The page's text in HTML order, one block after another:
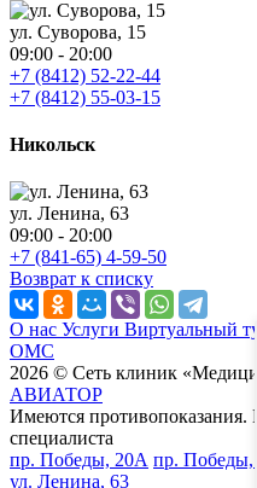
ул. Суворова, 15
09:00 - 20:00
+7 (8412) 52-22-44
+7 (8412) 55-03-15
Никольск
ул. Ленина, 63
09:00 - 20:00
+7 (841-65) 4-59-50
Возврат к списку
О нас Услуги Виртуальный
ОМС
2026 © Сеть клиник
АВИАТОР
Имеются противопоказания.
специалиста
пр. Победы, 20А пр. Победы,
ул. Ленина, 63